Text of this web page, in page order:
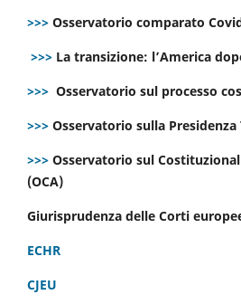
>>> Osservatorio comparato
>>> La transizione: l’America
>>> Osservatorio sul processo
>>> Osservatorio sulla
>>> Osservatorio sul
(OCA)
Giurisprudenza delle Corti
ECHR
CJEU